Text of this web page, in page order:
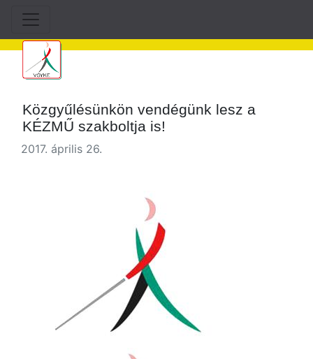
Közgyűlésünkön vendégünk lesz a
KÉZMŰ szakboltja is!
2017. április 26.